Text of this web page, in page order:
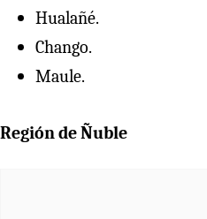
Hualañé.
Chango.
Maule.
Región de Ñuble